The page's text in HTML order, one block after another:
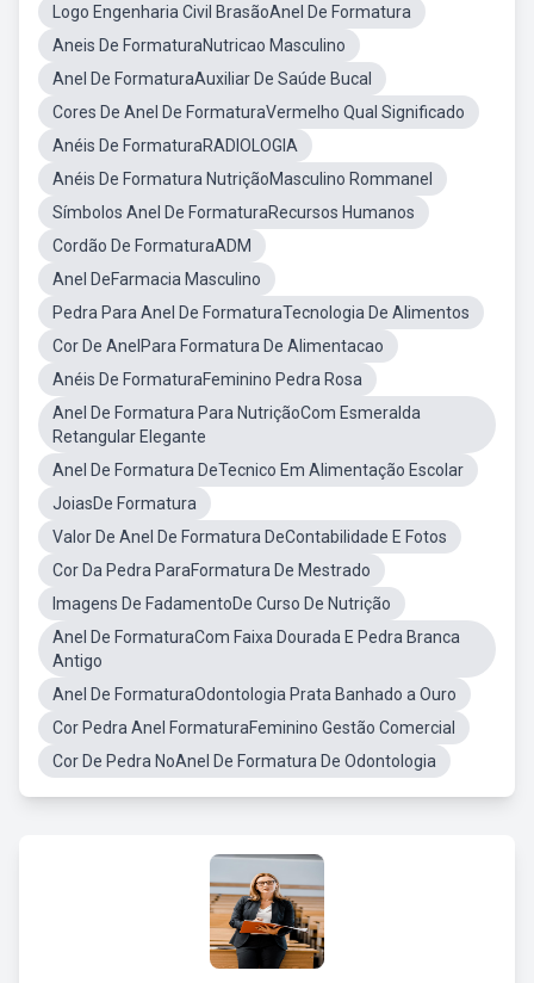
Logo Engenharia Civil BrasãoAnel De Formatura
Aneis De FormaturaNutricao Masculino
Anel De FormaturaAuxiliar De Saúde Bucal
Cores De Anel De FormaturaVermelho Qual Significado
Anéis De FormaturaRADIOLOGIA
Anéis De Formatura NutriçãoMasculino Rommanel
Símbolos Anel De FormaturaRecursos Humanos
Cordão De FormaturaADM
Anel DeFarmacia Masculino
Pedra Para Anel De FormaturaTecnologia De Alimentos
Cor De AnelPara Formatura De Alimentacao
Anéis De FormaturaFeminino Pedra Rosa
Anel De Formatura Para NutriçãoCom Esmeralda
Retangular Elegante
Anel De Formatura DeTecnico Em Alimentação Escolar
JoiasDe Formatura
Valor De Anel De Formatura DeContabilidade E Fotos
Cor Da Pedra ParaFormatura De Mestrado
Imagens De FadamentoDe Curso De Nutrição
Anel De FormaturaCom Faixa Dourada E Pedra Branca
Antigo
Anel De FormaturaOdontologia Prata Banhado a Ouro
Cor Pedra Anel FormaturaFeminino Gestão Comercial
Cor De Pedra NoAnel De Formatura De Odontologia